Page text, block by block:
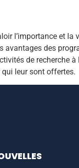
l’importance et la
des
de recherche à
qui leur sont offertes.